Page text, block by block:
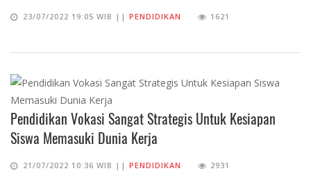
23/07/2022 19:05 WIB || PENDIDIKAN 1621
Pendidikan Vokasi Sangat Strategis Untuk Kesiapan
Siswa Memasuki Dunia Kerja
21/07/2022 10:36 WIB || PENDIDIKAN 2931